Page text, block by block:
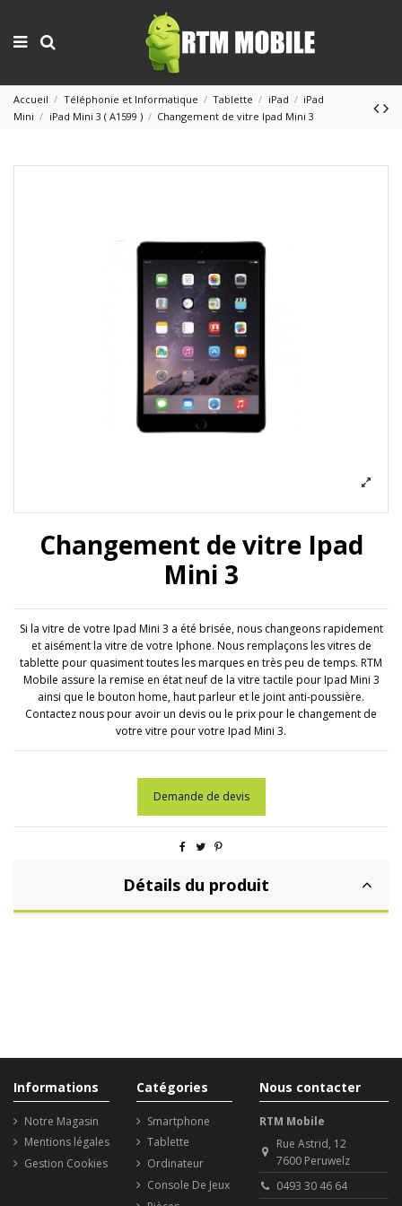
Accueil Téléphonie et Informatique Tablette iPad
iPad
Mini
iPad Mini 3 ( A1599 ) Changement de vitre Ipad Mini 3
Changement de vitre Ipad
Mini 3
Si la vitre de votre Ipad Mini 3 a été brisée, nous changeons rapidement
et aisément la vitre de votre Iphone. Nous remplaçons les vitres de
tablette pour quasiment toutes les marques en très peu de temps. RTM
Mobile assure la remise en état neuf de la vitre tactile pour Ipad Mini 3
ainsi que le bouton home, haut parleur et le joint anti-poussière.
Contactez nous pour avoir un devis ou le prix pour le changement de
votre vitre pour votre Ipad Mini 3.
Demande de devis
Détails du produit
Informations
Notre Magasin
Mentions légales
Gestion Cookies
Catégories
Smartphone
Tablette
Ordinateur
Console De Jeux
Nous contacter
RTM Mobile
Rue Astrid, 12
7600 Peruwelz
0493 30 46 64